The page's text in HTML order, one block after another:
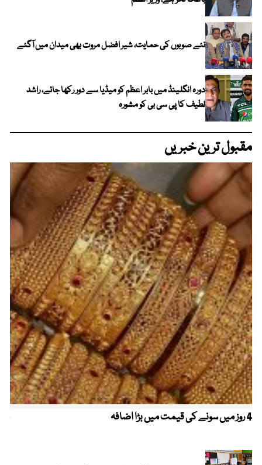
نئے صوبوں کی حمایت، شیر افضل مروت بھی میدان میں آگئے
دورہ انگلینڈ میں بابر اعظم کو میڈیا سے دور رکھا جائے، راشد
لطیف کا پی سی بی کو مشورہ
مقبول ترین خبریں
4 روز میں سونے کی قیمت میں بڑا اضافہ